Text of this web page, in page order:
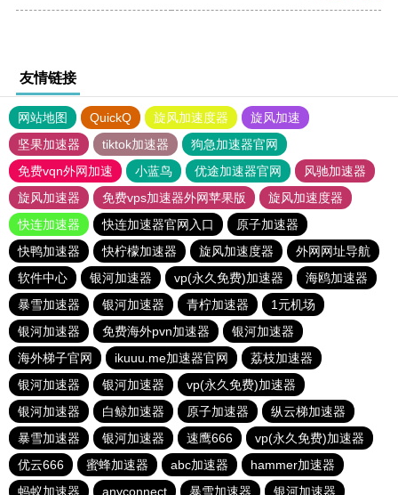
友情链接
网站地图 QuickQ 旋风加速度器
旋风加速
坚果加速器
tiktok加速器
狗急加速器官网
免费vqn外网加速
小蓝鸟 优途加速器官网
风驰加速器
旋风加速器
免费vps加速器外网苹果版
旋风加速度器
快连加速器
快连加速器官网入口
原子加速器
快鸭加速器
快柠檬加速器 旋风加速度器
外网网址导航
软件中心
银河加速器 vp(永久免费)加速器
海鸥加速器
暴雪加速器
银河加速器 青柠加速器
1元机场
银河加速器
免费海外pvn加速器
银河加速器
海外梯子官网
ikuuu.me加速器官网
荔枝加速器
银河加速器
银河加速器
vp(永久免费)加速器
银河加速器
白鲸加速器 原子加速器
纵云梯加速器
暴雪加速器
银河加速器 速鹰666
vp(永久免费)加速器
优云666
蜜蜂加速器 abc加速器
hammer加速器
蚂蚁加速器
anyconnect 暴雪加速器 银河加速器